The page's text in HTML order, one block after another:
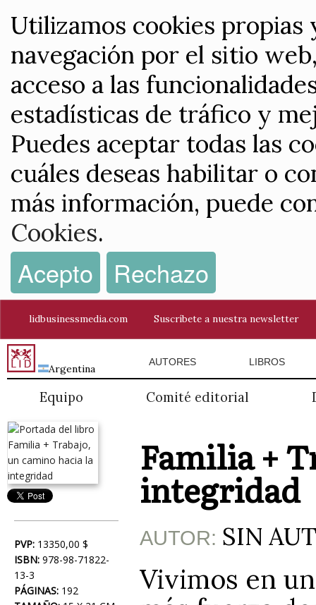
Utilizamos cookies
navegación por el sitio
acceso a las
estadísticas de tráfico y
Puedes aceptar todas las
cuáles deseas habilitar o
más información, puede
Cookies.
Acepto Rechazo
lidbusinessmedia.com Suscríbete a nuestra newsletter
Argentina
AUTORES LIBROS
Equipo Comité editorial
PVP: 13350,00 $
ISBN: 978-98-71822-
13-3
PÁGINAS: 192
Familia +
integridad
AUTOR: SIN
Vivimos en